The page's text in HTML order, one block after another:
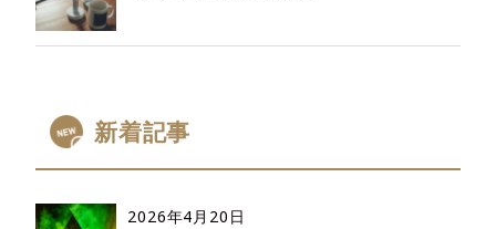
新着記事
2026年4月20日